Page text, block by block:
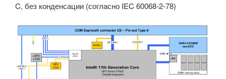
C, без конденсации (согласно IEC 60068-2-78)